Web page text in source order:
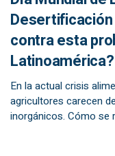
Desertificación
contra esta
Latinoamérica?
En la actual crisis
agricultores carecen
inorgánicos. Cómo se